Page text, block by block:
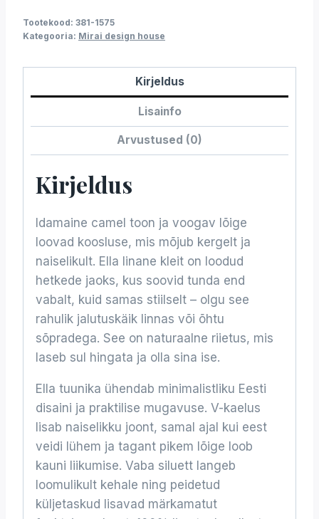
kogus
Tootekood: 381-1575
Kategooria: Mirai design house
Kirjeldus
Lisainfo
Arvustused (0)
Kirjeldus
Idamaine camel toon ja voogav lõige
loovad koosluse, mis mõjub kergelt ja
naiselikult. Ella linane kleit on loodud
hetkede jaoks, kus soovid tunda end
vabalt, kuid samas stiilselt – olgu see
rahulik jalutuskäik linnas või õhtu
sõpradega. See on naturaalne riietus, mis
laseb sul hingata ja olla sina ise.
Ella tuunika ühendab minimalistliku Eesti
disaini ja praktilise mugavuse. V-kaelus
lisab naiselikku joont, samal ajal kui eest
veidi lühem ja tagant pikem lõige loob
kauni liikumise. Vaba siluett langeb
loomulikult kehale ning peidetud
küljetaskud lisavad märkamatut